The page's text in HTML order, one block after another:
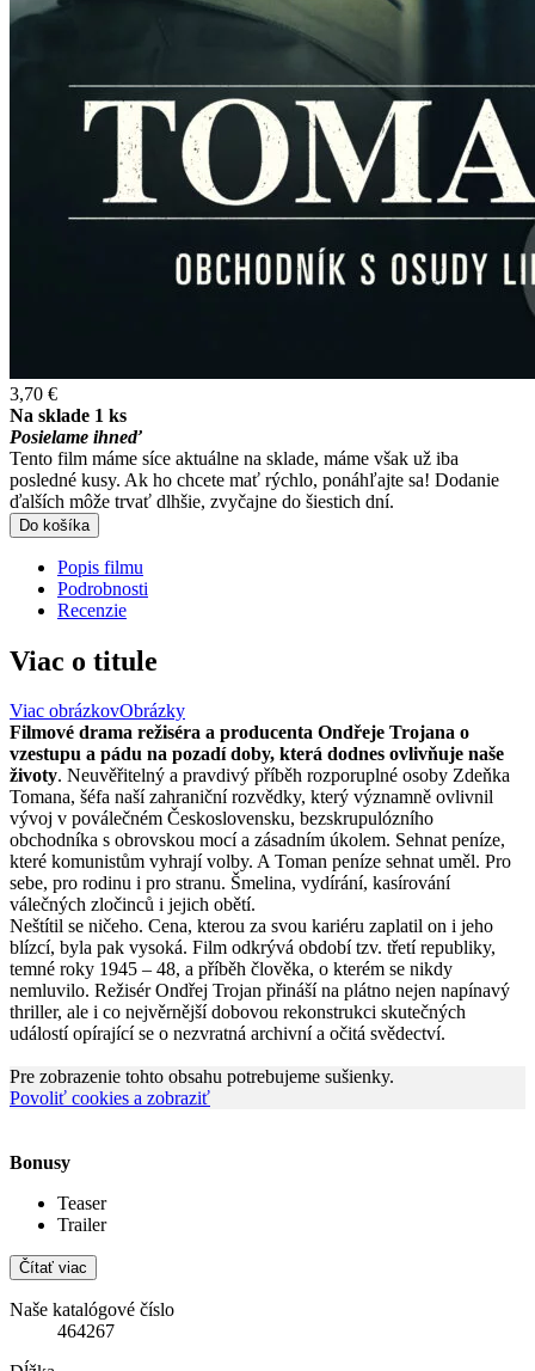
3,70 €
Na sklade 1 ks
Posielame ihneď
Tento film máme síce aktuálne na sklade, máme však už iba
posledné kusy. Ak ho chcete mať rýchlo, ponáhľajte sa! Dodanie
ďalších môže trvať dlhšie, zvyčajne do šiestich dní.
Do košíka
Popis filmu
Podrobnosti
Recenzie
Viac o titule
Viac obrázkovObrázky
Filmové drama režiséra a producenta Ondřeje Trojana o
vzestupu a pádu na pozadí doby, která dodnes ovlivňuje naše
životy. Neuvěřitelný a pravdivý příběh rozporuplné osoby Zdeňka
Tomana, šéfa naší zahraniční rozvědky, který významně ovlivnil
vývoj v poválečném Československu, bezskrupulózního
obchodníka s obrovskou mocí a zásadním úkolem. Sehnat peníze,
které komunistům vyhrají volby. A Toman peníze sehnat uměl. Pro
sebe, pro rodinu i pro stranu. Šmelina, vydírání, kasírování
válečných zločinců i jejich obětí.
Neštítil se ničeho. Cena, kterou za svou kariéru zaplatil on i jeho
blízcí, byla pak vysoká. Film odkrývá období tzv. třetí republiky,
temné roky 1945 – 48, a příběh člověka, o kterém se nikdy
nemluvilo. Režisér Ondřej Trojan přináší na plátno nejen napínavý
thriller, ale i co nejvěrnější dobovou rekonstrukci skutečných
událostí opírající se o nezvratná archivní a očitá svědectví.
Pre zobrazenie tohto obsahu potrebujeme sušienky.
Povoliť cookies a zobraziť
Bonusy
Teaser
Trailer
Čítať viac
Naše katalógové číslo
464267